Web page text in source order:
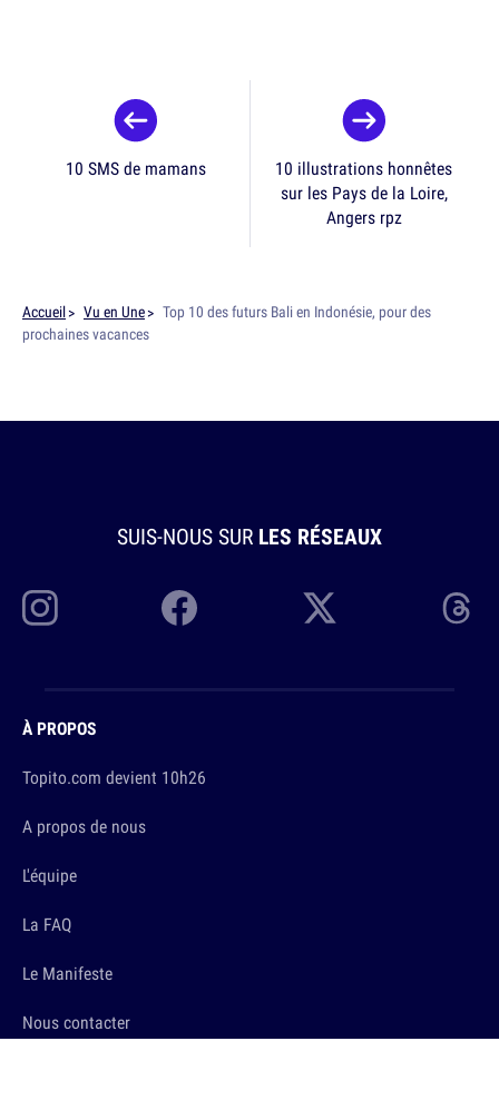
10 SMS de mamans
10 illustrations honnêtes
sur les Pays de la Loire,
Angers rpz
Accueil Vu en Une
Top 10 des futurs Bali en Indonésie, pour des
prochaines vacances
SUIS-NOUS SUR LES RÉSEAUX
À PROPOS
Topito.com devient 10h26
A propos de nous
L'équipe
La FAQ
Le Manifeste
Nous contacter